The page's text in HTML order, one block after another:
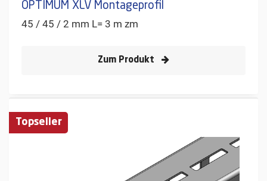
OPTIMUM XLV Montageprofil
45 / 45 / 2 mm L= 3 m zm
Zum Produkt
Topseller